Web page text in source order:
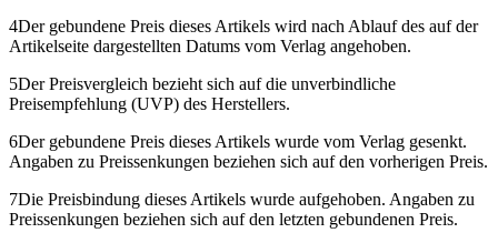
4Der gebundene Preis dieses Artikels wird nach Ablauf des auf der
Artikelseite dargestellten Datums vom Verlag angehoben.
5Der Preisvergleich bezieht sich auf die unverbindliche
Preisempfehlung (UVP) des Herstellers.
6Der gebundene Preis dieses Artikels wurde vom Verlag gesenkt.
Angaben zu Preissenkungen beziehen sich auf den vorherigen Preis.
7Die Preisbindung dieses Artikels wurde aufgehoben. Angaben zu
Preissenkungen beziehen sich auf den letzten gebundenen Preis.